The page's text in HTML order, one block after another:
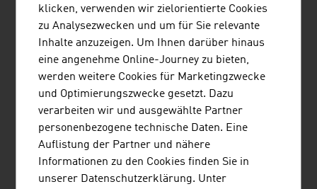
Content Navigation
Normen und Recht
Normen
Recht
Transit
klicken, verwenden wir zielorientierte Cookies
zu Analysezwecken und um für Sie relevante
Inhalte anzuzeigen. Um Ihnen darüber hinaus
eine angenehme Online-Journey zu bieten,
werden weitere Cookies für Marketingzwecke
und Optimierungszwecke gesetzt. Dazu
verarbeiten wir und ausgewählte Partner
personenbezogene technische Daten. Eine
Auflistung der Partner und nähere
Informationen zu den Cookies finden Sie in
unserer Datenschutzerklärung. Unter